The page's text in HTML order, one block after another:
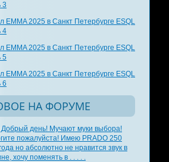
3
EMMA 2025 в Санкт Петербурге ESQL
4
EMMA 2025 в Санкт Петербурге ESQL
5
EMMA 2025 в Санкт Петербурге ESQL
6
НА ФОРУМЕ
Добрый день! Мучают муки выбора!
пожалуйста! Имею PRADO 250
но абсолютно не нравится звук в
хочу поменять в . . . . .